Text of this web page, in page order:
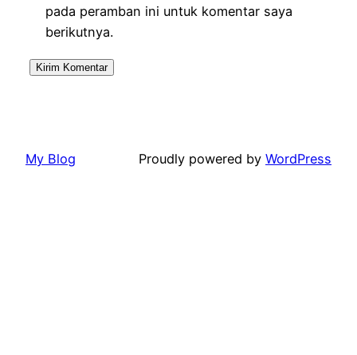
pada peramban ini untuk komentar saya
berikutnya.
My Blog Proudly powered by WordPress